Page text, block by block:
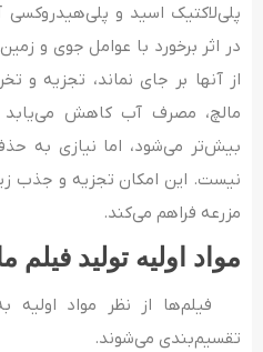
پلی‌لاکتیک اسید و
در اثر برخورد با عوامل جوی و
از آنها بر جای نماند، تجزیه و
مالچ، مصرف آب کاهش
بیش‌تر می‌شود، اما نیازی به
نیست. این امکان تجزیه و جذب
مزرعه فراهم می‌کند.
مواد اولیه تولید فیلم
فیلم‌ها از نظر مواد اولیه
تقسیم‌بندی می‌شوند.